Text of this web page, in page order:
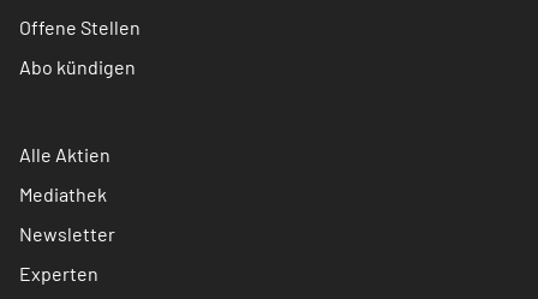
Offene Stellen
Abo kündigen
Alle Aktien
Mediathek
Newsletter
Experten